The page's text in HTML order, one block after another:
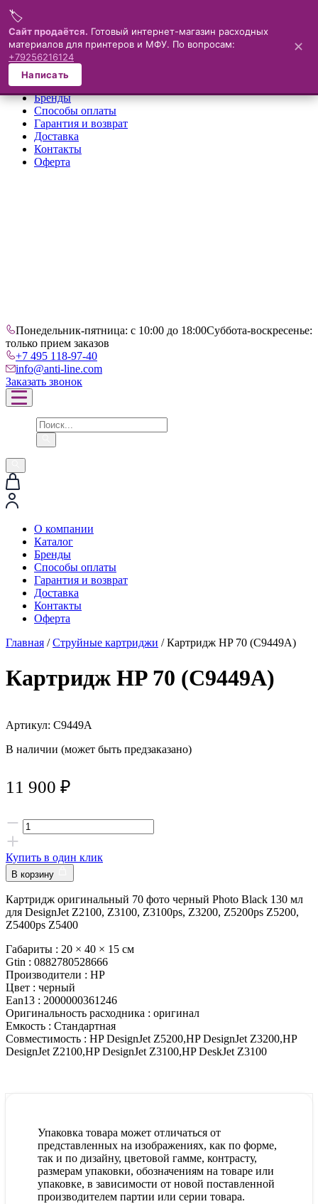
Меню
×
О компании
Каталог
Бренды
Способы оплаты
Гарантия и возврат
Доставка
Контакты
Оферта
Понедельник-пятница: с 10:00 до 18:00Суббота-воскресенье:
только прием заказов
+7 495 118-97-40
info@anti-line.com
Заказать звонок
О компании
Каталог
Бренды
Способы оплаты
Гарантия и возврат
Доставка
Контакты
Оферта
Главная /Струйные картриджи / Картридж HP 70 (C9449A)
Картридж HP 70 (C9449A)
Артикул: C9449A
В наличии (может быть предзаказано)
11 900 ₽
Купить в один клик
В корзину
Картридж оригинальный 70 фото черный Photo Black 130 мл
для DesignJet Z2100, Z3100, Z3100ps, Z3200, Z5200ps Z5200,
Z5400ps Z5400
Габариты : 20 × 40 × 15 см
Gtin : 0882780528666
Производители : HP
Цвет : черный
Ean13 : 2000000361246
Оригинальность расходника : оригинал
Емкость : Стандартная
Совместимость : HP DesignJet Z5200,HP DesignJet Z3200,HP
DesignJet Z2100,HP DesignJet Z3100,HP DeskJet Z3100
Упаковка товара может отличаться от
представленных на изображениях, как по форме,
так и по дизайну, цветовой гамме, контрасту,
размерам упаковки, обозначениям на товаре или
упаковке, в зависимости от новой поставленной
производителем партии или серии товара.
🏷️
Сайт продаётся. Готовый интернет-магазин расходных
материалов для принтеров и МФУ. По вопросам:
+79256216124
Написать
✕